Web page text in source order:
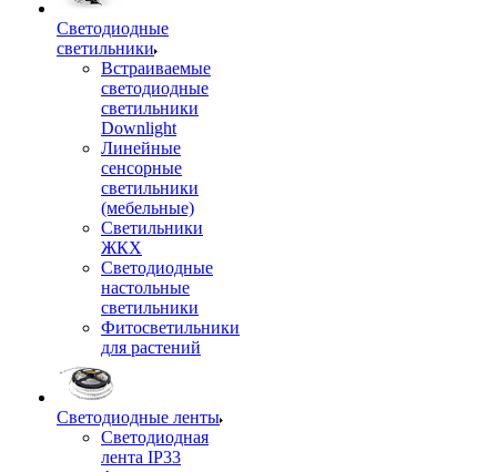
Светодиодные
светильники
Встраиваемые
светодиодные
светильники
Downlight
Линейные
сенсорные
светильники
(мебельные)
Светильники
ЖКХ
Светодиодные
настольные
светильники
Фитосветильники
для растений
Светодиодные ленты
Светодиодная
лента IP33